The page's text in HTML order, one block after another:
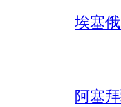
埃塞
阿塞